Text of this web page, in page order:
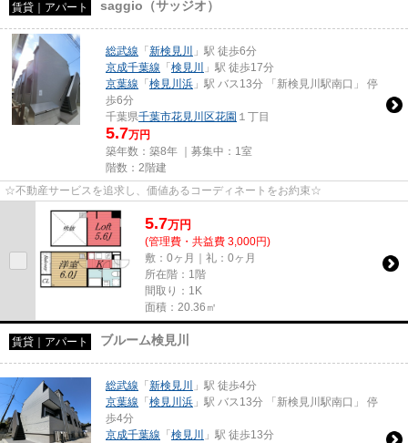
賃貸｜アパート saggio（サッジオ）
総武線 「新検見川
」駅 徒歩6分
京成千葉線 「検見川
」駅 徒歩17分
京葉線 「検見川浜 」駅 バス13分 「新検見川駅南口」 停
歩6分
千葉県千葉市花見川区花園 １丁目
5.7万円
築年数：築8年 ｜募集中： 1室
階数：2階建
☆不動産サービスを追求し、価値あるコーディネートをお約束☆
5.7万円
(管理費・共益費 3,000円)
敷：0ヶ月｜礼：0ヶ月
所在階：1階
間取り：1K
面積：20.36㎡
賃貸｜アパート ブルーム検見川
総武線 「新検見川
」駅 徒歩4分
京葉線 「検見川浜 」駅 バス13分 「新検見川駅南口」 停
歩4分
京成千葉線 「検見川 」駅 徒歩13分